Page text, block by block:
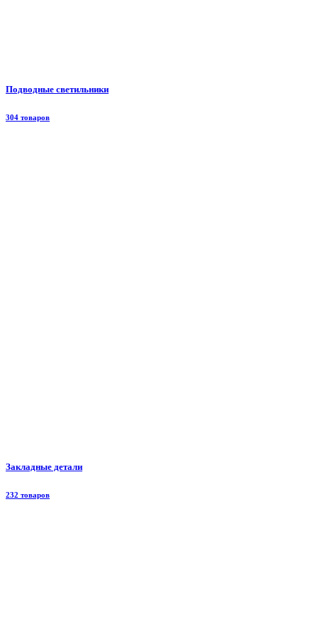
Подводные светильники
304 товаров
Закладные детали
232 товаров